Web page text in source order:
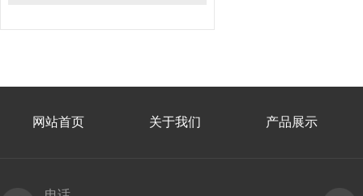
网站首页 关于我们 产品展示